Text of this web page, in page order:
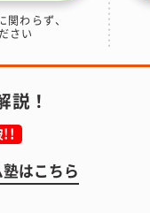
わらず、
さい
！
!!
はこちら